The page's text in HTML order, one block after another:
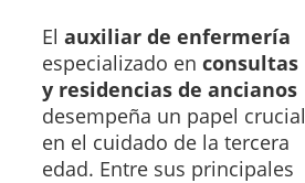
El auxiliar de enfermería
especializado en consultas
y residencias de ancianos
desempeña un papel crucial
en el cuidado de la tercera
edad. Entre sus principales